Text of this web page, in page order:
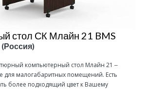
стол СК Млайн 21 BMS
компьютерный стол Млайн 21 ‒
для малогабаритных помещений. Есть
более подходящий цвет к Вашему